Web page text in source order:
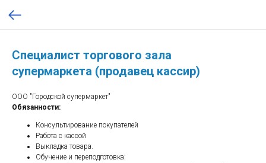
Специалист торгового зала
супермаркета (продавец кассир)
ООО "Городской супермаркет"
Обязанности:
Консультирование покупателей
Работа с кассой
Выкладка товара.
Обучение и переподготовка: